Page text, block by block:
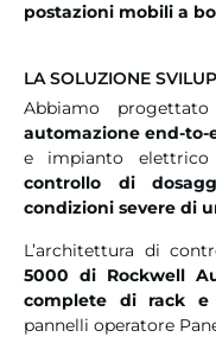
postazioni mobili a
LA SOLUZIONE
Abbiamo
automazione end-to-
e impianto
controllo di
condizioni severe di
L’architettura di
5000 di Rockwell
complete di rack e
pannelli operatore